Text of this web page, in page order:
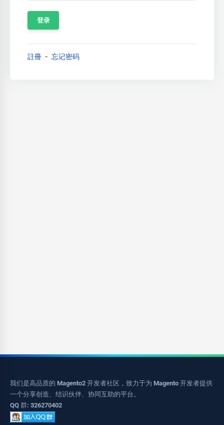
註冊 忘记密码
我们是高品质的 Magento2 开发者社区，致力于为 Magento 开发者提供
一个分享创造、结识伙伴、协同互助的平台。
QQ 群: 326270402